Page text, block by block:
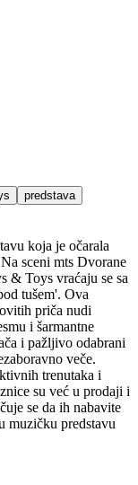
predstava
koja je očarala
sceni mts Dvorane
& Toys vraćaju se sa
tušem'. Ova
priča nudi
i šarmantne
i pažljivo odabrani
veče.
trenutaka i
su već u prodaji i
se da ih nabavite
muzičku predstavu